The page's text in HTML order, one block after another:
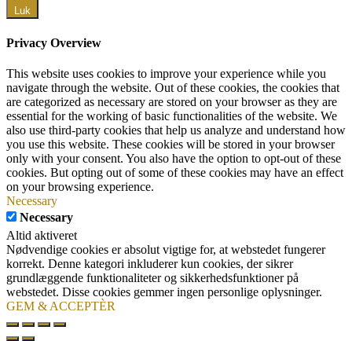
Luk
Privacy Overview
This website uses cookies to improve your experience while you
navigate through the website. Out of these cookies, the cookies that
are categorized as necessary are stored on your browser as they are
essential for the working of basic functionalities of the website. We
also use third-party cookies that help us analyze and understand how
you use this website. These cookies will be stored in your browser
only with your consent. You also have the option to opt-out of these
cookies. But opting out of some of these cookies may have an effect
on your browsing experience.
Necessary
Necessary
Altid aktiveret
Nødvendige cookies er absolut vigtige for, at webstedet fungerer
korrekt. Denne kategori inkluderer kun cookies, der sikrer
grundlæggende funktionaliteter og sikkerhedsfunktioner på
webstedet. Disse cookies gemmer ingen personlige oplysninger.
GEM & ACCEPTÈR